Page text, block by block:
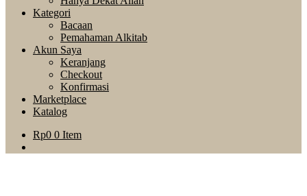
Kategori
Bacaan
Pemahaman Alkitab
Akun Saya
Keranjang
Checkout
Konfirmasi
Marketplace
Katalog
Rp0 0 Item